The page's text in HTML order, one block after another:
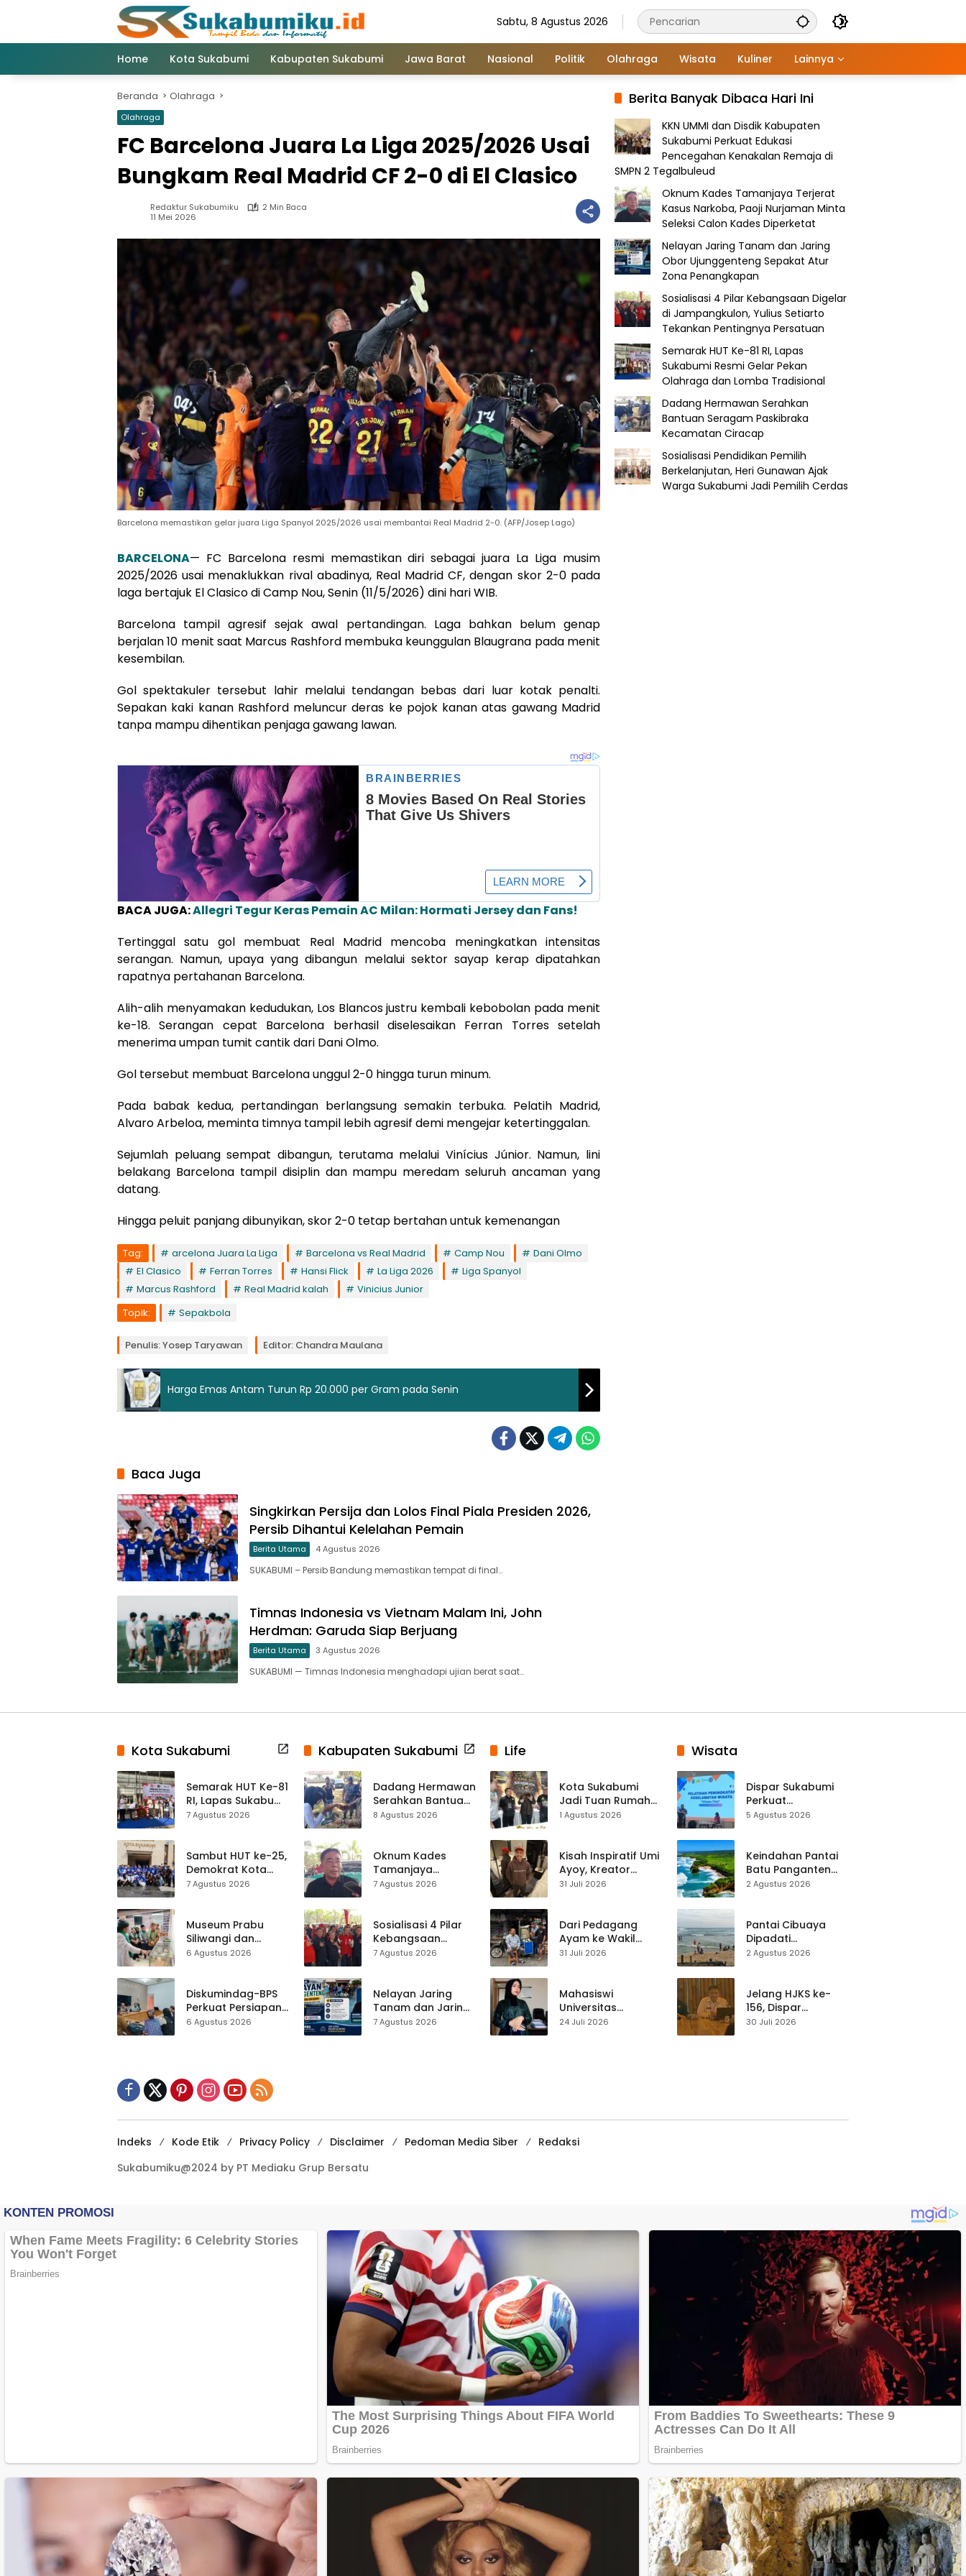
Sabtu, 8 Agustus 2026
Home Kota Sukabumi Kabupaten Sukabumi Jawa Barat Nasional Politik Olahraga Wisata Kuliner Lainnya
Beranda Olahraga
Olahraga
FC Barcelona Juara La Liga 2025/2026 Usai
Bungkam Real Madrid CF 2-0 di El Clasico
Redaktur Sukabumiku
2 Min Baca
11 Mei 2026
Barcelona memastikan gelar juara Liga Spanyol 2025/2026 usai membantai Real Madrid 2-0. (AFP/Josep Lago)
BARCELONA— FC Barcelona resmi memastikan diri sebagai juara La Liga musim
2025/2026 usai menaklukkan rival abadinya, Real Madrid CF, dengan skor 2-0 pada
laga bertajuk El Clasico di Camp Nou, Senin (11/5/2026) dini hari WIB.
Barcelona tampil agresif sejak awal pertandingan. Laga bahkan belum genap
berjalan 10 menit saat Marcus Rashford membuka keunggulan Blaugrana pada menit
kesembilan.
Gol spektakuler tersebut lahir melalui tendangan bebas dari luar kotak penalti.
Sepakan kaki kanan Rashford meluncur deras ke pojok kanan atas gawang Madrid
tanpa mampu dihentikan penjaga gawang lawan.
BACA JUGA:Allegri Tegur Keras Pemain AC Milan: Hormati Jersey dan Fans!
Tertinggal satu gol membuat Real Madrid mencoba meningkatkan intensitas
serangan. Namun, upaya yang dibangun melalui sektor sayap kerap dipatahkan
rapatnya pertahanan Barcelona.
Alih-alih menyamakan kedudukan, Los Blancos justru kembali kebobolan pada menit
ke-18. Serangan cepat Barcelona berhasil diselesaikan Ferran Torres setelah
menerima umpan tumit cantik dari Dani Olmo.
Gol tersebut membuat Barcelona unggul 2-0 hingga turun minum.
Pada babak kedua, pertandingan berlangsung semakin terbuka. Pelatih Madrid,
Alvaro Arbeloa, meminta timnya tampil lebih agresif demi mengejar ketertinggalan.
Sejumlah peluang sempat dibangun, terutama melalui Vinícius Júnior. Namun, lini
belakang Barcelona tampil disiplin dan mampu meredam seluruh ancaman yang
datang.
Hingga peluit panjang dibunyikan, skor 2-0 tetap bertahan untuk kemenangan
Tag: arcelona Juara La Liga Barcelona vs Real Madrid Camp Nou
Dani Olmo
El Clasico
Ferran Torres Hansi Flick La Liga 2026
Liga Spanyol
Marcus Rashford
Real Madrid kalah
Vinicius Junior
Topik:
Sepakbola
Penulis: Yosep Taryawan Editor: Chandra Maulana
Harga Emas Antam Turun Rp 20.000 per Gram pada Senin
Baca Juga
Singkirkan Persija dan Lolos Final Piala Presiden 2026,
Persib Dihantui Kelelahan Pemain
Berita Utama 4 Agustus 2026
SUKABUMI – Persib Bandung memastikan tempat di final…
Timnas Indonesia vs Vietnam Malam Ini, John
Herdman: Garuda Siap Berjuang
Berita Utama 3 Agustus 2026
SUKABUMI — Timnas Indonesia menghadapi ujian berat saat…
Berita Banyak Dibaca Hari Ini
KKN UMMI dan Disdik Kabupaten
Sukabumi Perkuat Edukasi
Pencegahan Kenakalan Remaja di
SMPN 2 Tegalbuleud
Oknum Kades Tamanjaya Terjerat
Kasus Narkoba, Paoji Nurjaman Minta
Seleksi Calon Kades Diperketat
Nelayan Jaring Tanam dan Jaring
Obor Ujunggenteng Sepakat Atur
Zona Penangkapan
Sosialisasi 4 Pilar Kebangsaan Digelar
di Jampangkulon, Yulius Setiarto
Tekankan Pentingnya Persatuan
Semarak HUT Ke-81 RI, Lapas
Sukabumi Resmi Gelar Pekan
Olahraga dan Lomba Tradisional
Dadang Hermawan Serahkan
Bantuan Seragam Paskibraka
Kecamatan Ciracap
Sosialisasi Pendidikan Pemilih
Berkelanjutan, Heri Gunawan Ajak
Warga Sukabumi Jadi Pemilih Cerdas
Kota Sukabumi
Semarak HUT Ke-81
RI, Lapas Sukabumi
Resmi Gelar Pekan
7 Agustus 2026
Sambut HUT ke-25,
Demokrat Kota
Sukabumi
ASRI Lewat Aksi
Bersih Masjid
Agung
7 Agustus 2026
Museum Prabu
Siliwangi dan
Museum Keramik
Hampir 500 Koleksi
Dipisahkan
6 Agustus 2026
Diskumindag-BPS
Perkuat Persiapan
Sensus Ekonomi,
6 Agustus 2026
Kabupaten Sukabumi
Dadang Hermawan
Serahkan Bantuan
Seragam
Ciracap
8 Agustus 2026
Oknum Kades
Tamanjaya
Terjerat Kasus
Seleksi Calon
Kades Diperketat
7 Agustus 2026
Sosialisasi 4 Pilar
Kebangsaan
Digelar di
Tekankan
Pentingnya
Persatuan
7 Agustus 2026
Nelayan Jaring
Tanam dan Jaring
Obor
7 Agustus 2026
Life
Kota Sukabumi
Jadi Tuan Rumah
Kontes Batu Akik
1 Agustus 2026
Kisah Inspiratif Umi
Ayoy, Kreator
TikTok Asal
Live Streaming
31 Juli 2026
Dari Pedagang
Ayam ke Wakil
Ketua DPRD, H.
Pasar Cisaat
31 Juli 2026
Mahasiswi
Universitas
Muhammadiyah
24 Juli 2026
Wisata
Dispar Sukabumi
Perkuat
Keselamatan
Mitigasi hingga
Teknik Evakuasi
5 Agustus 2026
Keindahan Pantai
Batu Panganten
Mulai Dilirik
2 Agustus 2026
Pantai Cibuaya
Dipadati
Wisatawan,
Waspada
2 Agustus 2026
Jelang HJKS ke-
156, Dispar
Kabupaten
30 Juli 2026
Indeks Kode Etik Privacy Policy Disclaimer Pedoman Media Siber
Redaksi
Sukabumiku@2024 by PT Mediaku Grup Bersatu